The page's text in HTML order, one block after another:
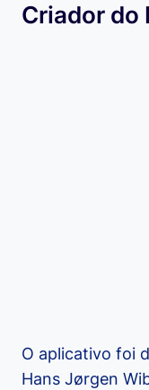
Criador do
O aplicativo foi
Hans Jørgen